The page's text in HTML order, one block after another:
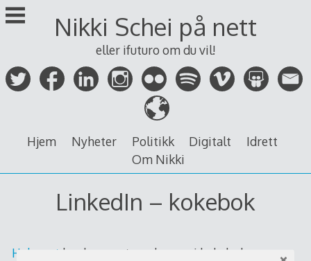
Skip
to
Nikki Schei på nett
eller ifuturo om du vil!
Hjem Nyheter Politikk Digitalt
Idrett
Om Nikki
LinkedIn – kokebok
Hubspot har kommet med en grei kokebok som